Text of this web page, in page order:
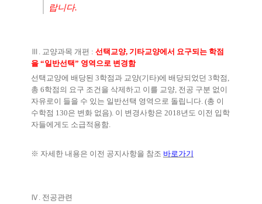
랍니다.
Ⅲ 교양과목 개편 : 선택교양, 기타교양에서 요구되는 학점
을 “일반선택” 영역으로 변경함
선택교양에 배당된 3학점과 교양(기타)에 배당되었던 3학점
총 6학점의 요구 조건을 삭제하고 이를 교양 전공 구분 없이
자유로이 들을 수 있는 일반선택 영역으로 돌립니다 . (총 이
수학점 130은 변화 없음). 이 변경사항은 2018년도 이전 입학
자들에게도 소급적용함
※ 자세한 내용은 이전 공지사항을 참조 바로가기
Ⅳ 전공관련